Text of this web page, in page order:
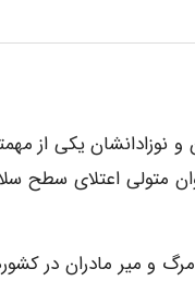
نوزادانشان یکی از
متولی اعتلای سطح
و میر مادران در